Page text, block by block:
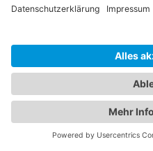
https://
Wenn Sie unsere
folgende
Usercentrics
Ihre